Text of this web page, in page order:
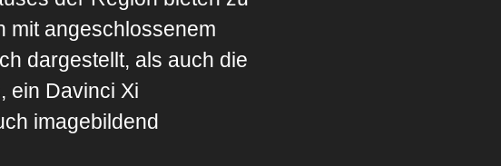
mit angeschlossenem
dargestellt, als auch die
ein Davinci Xi
imagebildend